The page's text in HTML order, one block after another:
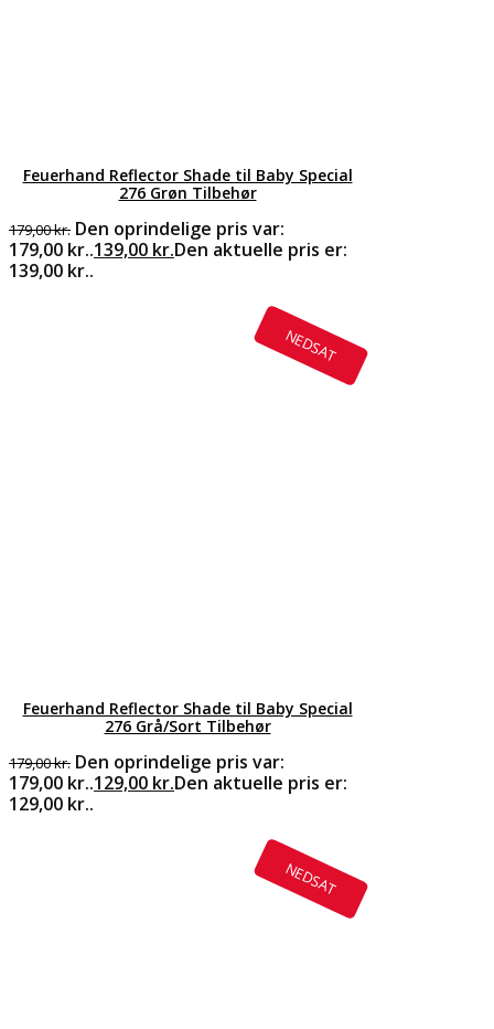
Feuerhand Reflector Shade til Baby Special
276 Grøn Tilbehør
179,00kr. Den oprindelige pris var:
179,00 kr..139,00 kr.Den aktuelle pris er:
139,00 kr..
NEDSAT
Feuerhand Reflector Shade til Baby Special
276 Grå/Sort Tilbehør
179,00kr. Den oprindelige pris var:
179,00 kr..129,00 kr.Den aktuelle pris er:
129,00 kr..
NEDSAT